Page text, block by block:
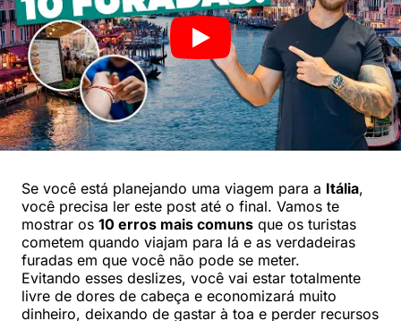
Se você está planejando uma viagem para a Itália,
você precisa ler este post até o final. Vamos te
mostrar os 10 erros mais comuns que os turistas
cometem quando viajam para lá e as verdadeiras
furadas em que você não pode se meter.
Evitando esses deslizes, você vai estar totalmente
livre de dores de cabeça e economizará muito
dinheiro, deixando de gastar à toa e perder recursos